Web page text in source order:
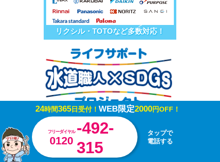
リクシル・TOTOなど多数対応！
24時間365日受付！ WEB限定2000円OFF！
フリーダイヤル
0120
-492-
315
タップで
電話する